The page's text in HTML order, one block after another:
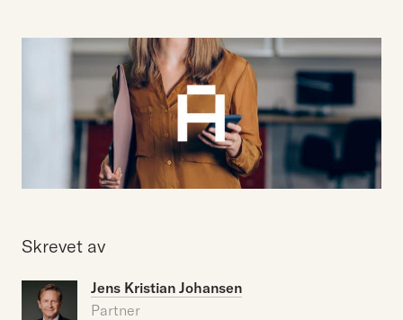
Skrevet av
Jens Kristian Johansen
Partner